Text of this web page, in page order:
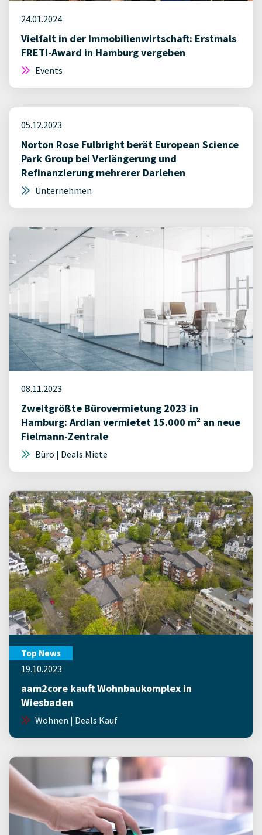
24.01.2024
Vielfalt in der Immobilienwirtschaft: Erstmals
FRETI-Award in Hamburg vergeben
Events
05.12.2023
Norton Rose Fulbright berät European Science
Park Group bei Verlängerung und
Refinanzierung mehrerer Darlehen
Unternehmen
08.11.2023
Zweitgrößte Bürovermietung 2023 in
Hamburg: Ardian vermietet 15.000 m² an neue
Fielmann-Zentrale
Büro | Deals Miete
Top News
19.10.2023
aam2core kauft Wohnbaukomplex in
Wiesbaden
Wohnen | Deals Kauf